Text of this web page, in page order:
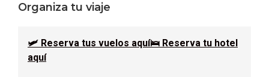
Barra
principal
Organiza tu viaje
🛩 Reserva tus vuelos aquí🛌 Reserva tu hotel
aquí